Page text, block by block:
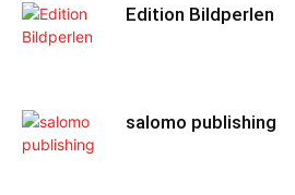
Edition Bildperlen
salomo publishing